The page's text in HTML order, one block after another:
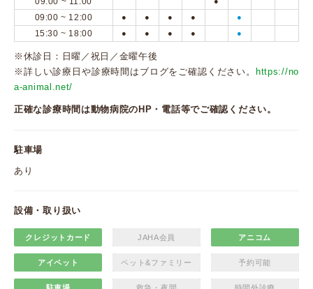
09:00 ~ 12:00 ● ● ● ● ●
15:30 ~ 18:00 ● ● ● ● ●
※休診日：日曜／祝日／金曜午後
※詳しい診療日や診療時間はブログをご確認ください。
https://no
a-animal.net/
正確な診療時間は動物病院のHP・電話等でご確認ください。
駐車場
あり
設備・取り扱い
クレジットカード JAHA会員 アニコム
アイペット ペット&ファミリー 予約可能